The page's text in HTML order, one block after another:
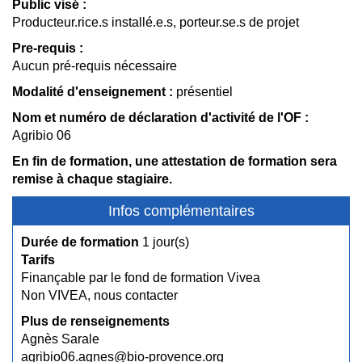
Public visé :
Producteur.rice.s installé.e.s, porteur.se.s de projet
Pre-requis :
Aucun pré-requis nécessaire
Modalité d'enseignement : présentiel
Nom et numéro de déclaration d'activité de l'OF :
Agribio 06
En fin de formation, une attestation de formation sera
remise à chaque stagiaire.
Infos complémentaires
Durée de formation 1 jour(s)
Tarifs
Finançable par le fond de formation Vivea
Non VIVEA, nous contacter
Plus de renseignements
Agnès Sarale
agribio06.agnes@bio-provence.org